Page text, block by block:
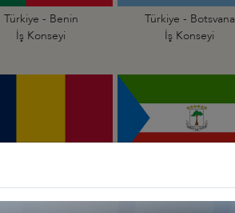
Türkiye - Benin
İş Konseyi
Türkiye - Botsvana
İş Konseyi
İş Konseyi
İş Konseyi